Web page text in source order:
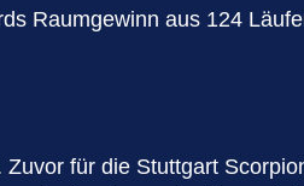
Raumgewinn aus 124
für die Stuttgart